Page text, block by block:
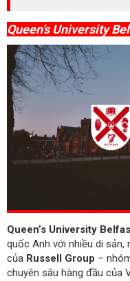
Queen’s University
Queen’s University
quốc Anh với nhiều di
của Russell Group –
chuyên sâu hàng đầu của